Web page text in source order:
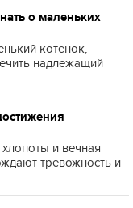
о маленьких
котенок,
надлежащий
и вечная
тревожность и